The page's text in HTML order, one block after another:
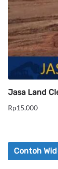
Jasa Land
Rp15,000
Contoh